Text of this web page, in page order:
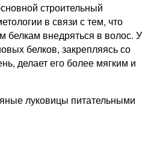
строительный
в связи с тем, что
белкам внедряться в волос. У
белков, закрепляясь со
делает его более мягким и
луковицы питательными